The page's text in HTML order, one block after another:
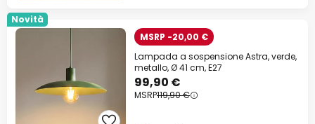
Novità
MSRP -20,00 €
Lampada a sospensione Astra, verde,
metallo, Ø 41 cm, E27
99,90 €
MSRP119,90 €